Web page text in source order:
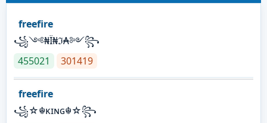
freefire
꧁༺₦Ї₦ℑ₳༻꧂
455021
301419
freefire
꧁☆☬κɪɴɢ☬☆꧂